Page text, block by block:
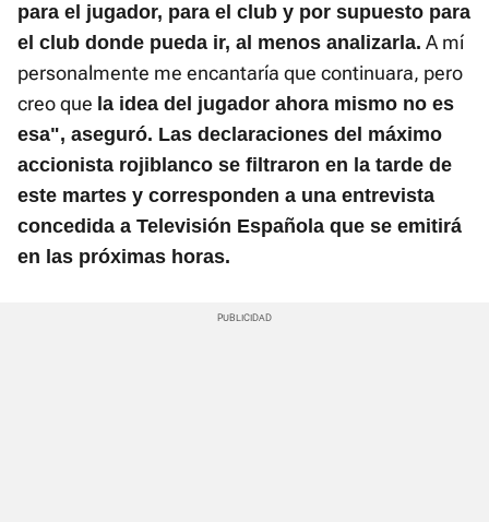
para el jugador, para el club y por supuesto para
el club donde pueda ir, al menos analizarla. A mí
personalmente me encantaría que continuara, pero
creo que la idea del jugador ahora mismo no es
esa", aseguró. Las declaraciones del máximo
accionista rojiblanco se filtraron en la tarde de
este martes y corresponden a una entrevista
concedida a Televisión Española que se emitirá
en las próximas horas.